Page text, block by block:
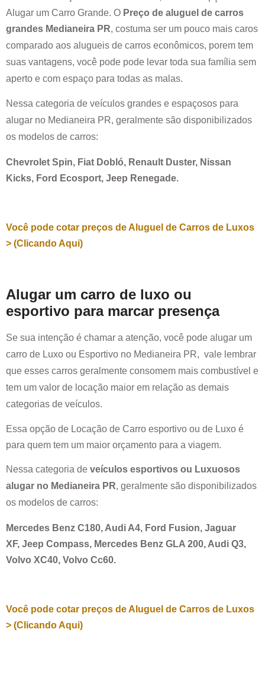
Alugar um Carro Grande. O Preço de aluguel de carros
grandes Medianeira PR, costuma ser um pouco mais caros
comparado aos alugueis de carros econômicos, porem tem
suas vantagens, você pode pode levar toda sua família sem
aperto e com espaço para todas as malas.
Nessa categoria de veículos grandes e espaçosos para
alugar no Medianeira PR, geralmente são disponibilizados
os modelos de carros:
Chevrolet Spin, Fiat Dobló, Renault Duster, Nissan
Kicks, Ford Ecosport, Jeep Renegade.
Você pode cotar preços de Aluguel de Carros de Luxos
> (Clicando Aqui)
Alugar um carro de luxo ou
esportivo para marcar presença
Se sua intenção é chamar a atenção, você pode alugar um
carro de Luxo ou Esportivo no Medianeira PR, vale lembrar
que esses carros geralmente consomem mais combustível e
tem um valor de locação maior em relação as demais
categorias de veículos.
Essa opção de Locação de Carro esportivo ou de Luxo é
para quem tem um maior orçamento para a viagem.
Nessa categoria de veículos esportivos ou Luxuosos
alugar no Medianeira PR, geralmente são disponibilizados
os modelos de carros:
Mercedes Benz C180, Audi A4, Ford Fusion, Jaguar
XF, Jeep Compass, Mercedes Benz GLA 200, Audi Q3,
Volvo XC40, Volvo Cc60.
Você pode cotar preços de Aluguel de Carros de Luxos
> (Clicando Aqui)